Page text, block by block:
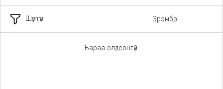
Шүүлтүүр Эрэмбэ:
Бараа олдсонгүй.